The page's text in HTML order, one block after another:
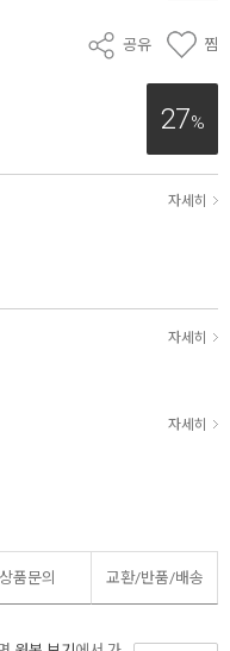
공유 찜
27%
자세히
자세히
자세히
상품문의 교환/반품/배송